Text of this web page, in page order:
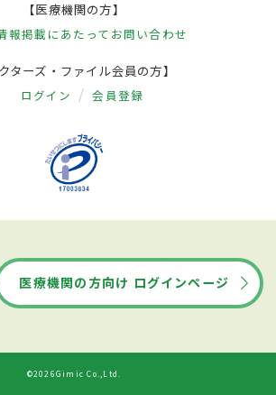
【医療機関の方】
報掲載にあたって お問い合わせ
クターズ・ファイル会員の方】
ログイン 会員登録
医療機関の方向け ログインページ
©2026Gimic Co.,Ltd.